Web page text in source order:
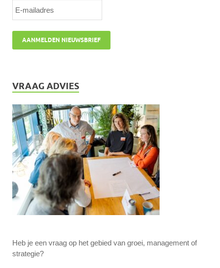
VRAAG ADVIES
Heb je een vraag op het gebied van groei, management of
strategie?